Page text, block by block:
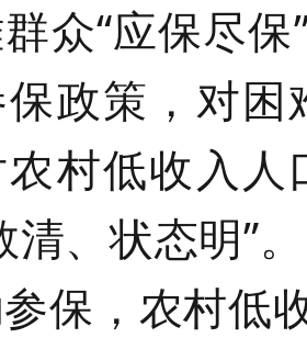
众“应保尽保
政策 ， 对困
农村低收入人
清、状态明”
保，农村低